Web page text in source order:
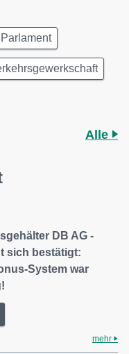
Parlament
Alle
DB AG -
sich bestätigt:
System war
mehr